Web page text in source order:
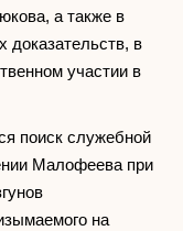
а также в
доказательств, в
участии в
поиск служебной
Малофеева при
на